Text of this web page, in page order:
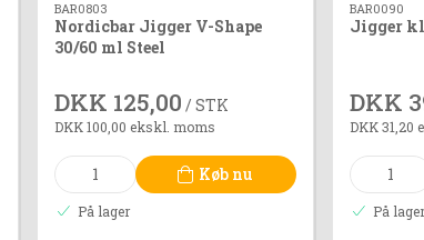
BAR0803
Nordicbar Jigger V-Shape
30/60 ml Steel
DKK 125,00 / STK
DKK 100,00 ekskl. moms
Køb nu
På lager
BAR0090
Jigger
DKK
DKK 31,20
På